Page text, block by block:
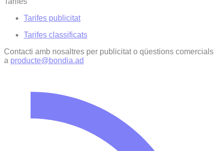
Tarifes publicitat
Tarifes classificats
Contacti amb nosaltres per publicitat o qüestions comercials
a producte@bondia.ad